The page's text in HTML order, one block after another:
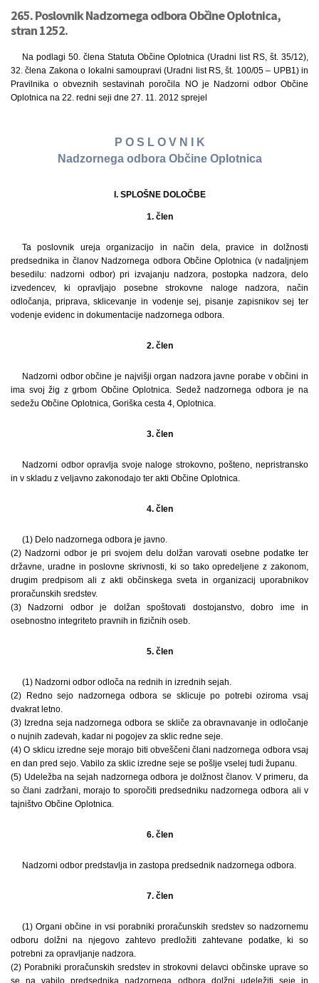
265. Poslovnik Nadzornega odbora Občine Oplotnica,
stran 1252.
Na podlagi 50. člena Statuta Občine Oplotnica (Uradni list RS, št. 35/12),
32. člena Zakona o lokalni samoupravi (Uradni list RS, št. 100/05 – UPB1) in
Pravilnika o obveznih sestavinah poročila NO je Nadzorni odbor Občine
Oplotnica na 22. redni seji dne 27. 11. 2012 sprejel
P O S L O V N I K
Nadzornega odbora Občine Oplotnica
I. SPLOŠNE DOLOČBE
1. člen
Ta poslovnik ureja organizacijo in način dela, pravice in dolžnosti
predsednika in članov Nadzornega odbora Občine Oplotnica (v nadaljnjem
besedilu: nadzorni odbor) pri izvajanju nadzora, postopka nadzora, delo
izvedencev, ki opravljajo posebne strokovne naloge nadzora, način
odločanja, priprava, sklicevanje in vodenje sej, pisanje zapisnikov sej ter
vodenje evidenc in dokumentacije nadzornega odbora.
2. člen
Nadzorni odbor občine je najvišji organ nadzora javne porabe v občini in
ima svoj žig z grbom Občine Oplotnica. Sedež nadzornega odbora je na
sedežu Občine Oplotnica, Goriška cesta 4, Oplotnica.
3. člen
Nadzorni odbor opravlja svoje naloge strokovno, pošteno, nepristransko
in v skladu z veljavno zakonodajo ter akti Občine Oplotnica.
4. člen
(1) Delo nadzornega odbora je javno.
(2) Nadzorni odbor je pri svojem delu dolžan varovati osebne podatke ter
državne, uradne in poslovne skrivnosti, ki so tako opredeljene z zakonom,
drugim predpisom ali z akti občinskega sveta in organizacij uporabnikov
proračunskih sredstev.
(3) Nadzorni odbor je dolžan spoštovati dostojanstvo, dobro ime in
osebnostno integriteto pravnih in fizičnih oseb.
5. člen
(1) Nadzorni odbor odloča na rednih in izrednih sejah.
(2) Redno sejo nadzornega odbora se sklicuje po potrebi oziroma vsaj
dvakrat letno.
(3) Izredna seja nadzornega odbora se skliče za obravnavanje in odločanje
o nujnih zadevah, kadar ni pogojev za sklic redne seje.
(4) O sklicu izredne seje morajo biti obveščeni člani nadzornega odbora vsaj
en dan pred sejo. Vabilo za sklic izredne seje se pošlje vselej tudi županu.
(5) Udeležba na sejah nadzornega odbora je dolžnost članov. V primeru, da
so člani zadržani, morajo to sporočiti predsedniku nadzornega odbora ali v
tajništvo Občine Oplotnica.
6. člen
Nadzorni odbor predstavlja in zastopa predsednik nadzornega odbora.
7. člen
(1) Organi občine in vsi porabniki proračunskih sredstev so nadzornemu
odboru dolžni na njegovo zahtevo predložiti zahtevane podatke, ki so
potrebni za opravljanje nadzora.
(2) Porabniki proračunskih sredstev in strokovni delavci občinske uprave so
se na vabilo predsednika nadzornega odbora dolžni udeležiti seje in